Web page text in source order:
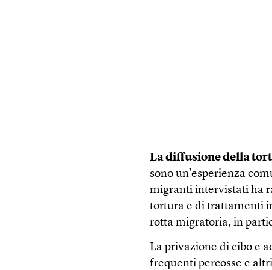
La diffusione della
sono un’esperienza
migranti intervistati ha
tortura e di trattamenti
rotta migratoria, in
La privazione di cibo e
frequenti percosse e